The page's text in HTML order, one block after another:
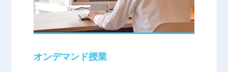
オンデマンド授業